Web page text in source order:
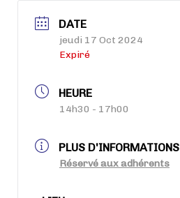
DATE
jeudi 17 Oct 2024
Expiré
HEURE
14h30 - 17h00
PLUS D'INFORMATIONS
Réservé aux adhérents